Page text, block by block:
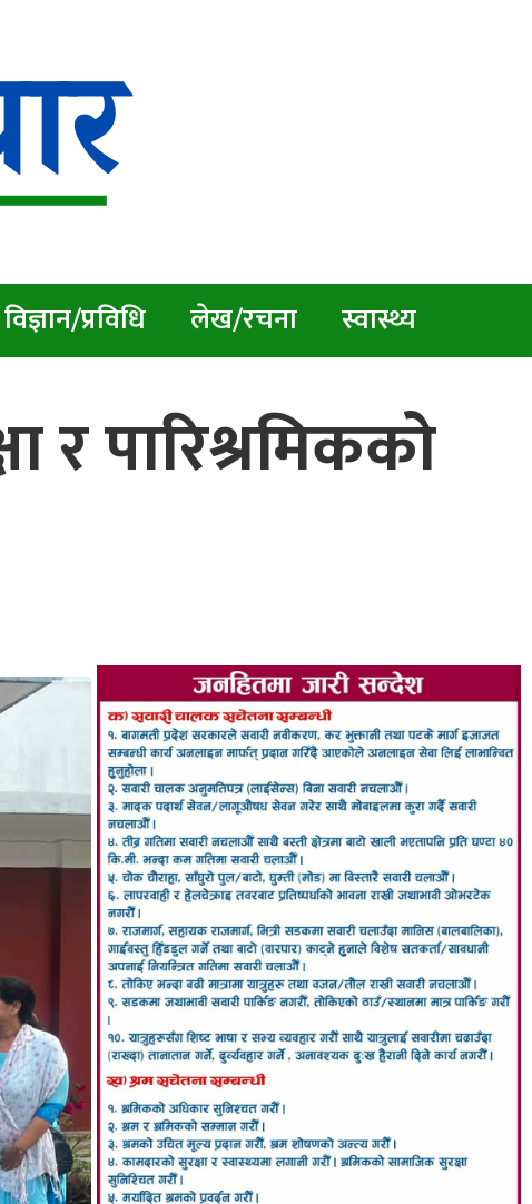
विज्ञान/प्रविधि लेख/रचना स्वास्थ्य
र पारिश्रमिकको